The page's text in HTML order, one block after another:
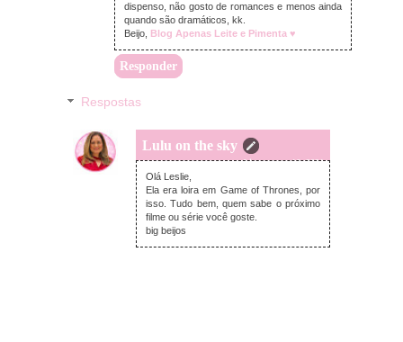
dispenso, não gosto de romances e menos ainda
quando são dramáticos, kk.
Beijo,
Blog Apenas Leite e Pimenta ♥
Responder
Respostas
Lulu on the sky
terça-feira, março 16, 2021
Olá Leslie,
Ela era loira em Game of Thrones, por
isso. Tudo bem, quem sabe o próximo
filme ou série você goste.
big beijos